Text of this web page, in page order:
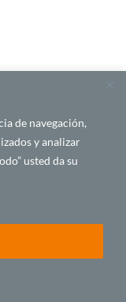
de navegación,
y analizar
usted da su